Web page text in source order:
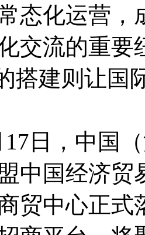
态化运营，
交流的重要
搭建则让国
17日，中国
中国经济贸
贸中心正式